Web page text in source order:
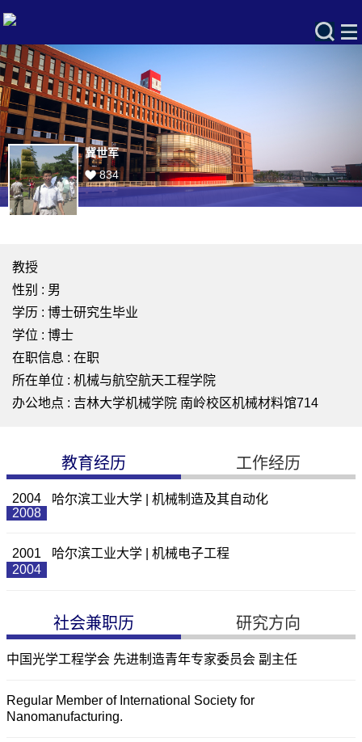
冀世军
834
教授
性别 : 男
学历 : 博士研究生毕业
学位 : 博士
在职信息 : 在职
所在单位 : 机械与航空航天工程学院
办公地点 : 吉林大学机械学院 南岭校区机械材料馆714
教育经历 工作经历
2004
2008
哈尔滨工业大学 | 机械制造及其自动化
2001
2004
哈尔滨工业大学 | 机械电子工程
社会兼职历 研究方向
中国光学工程学会 先进制造青年专家委员会 副主任
Regular Member of International Society for
Nanomanufacturing.